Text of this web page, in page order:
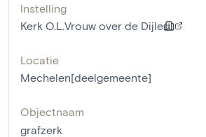
Instelling
Kerk O.L.Vrouw over de Dijle
Locatie
Mechelen[deelgemeente]
Objectnaam
grafzerk